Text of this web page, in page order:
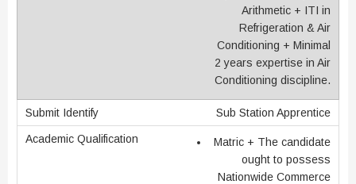
Arithmetic + ITI in
Refrigeration & Air
Conditioning + Minimal
2 years expertise in Air
Conditioning discipline.
Sub Station Apprentice
Matric + The candidate
ought to possess
Nationwide Commerce